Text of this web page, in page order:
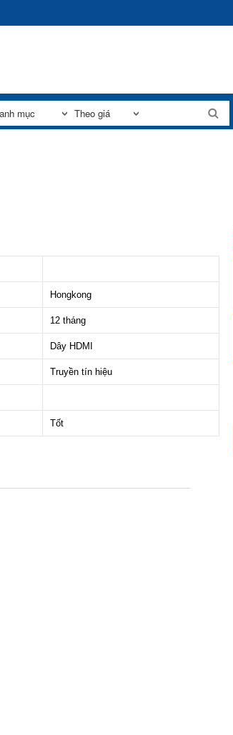
Hongkong
12 tháng
Dây HDMI
Truyền tín hiệu
Tốt